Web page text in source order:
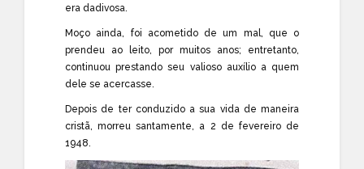
era dadivosa.
Moço ainda, foi acometido de um mal, que o
prendeu ao leito, por muitos anos; entretanto,
continuou prestando seu valioso auxílio a quem
dele se acercasse.
Depois de ter conduzido a sua vida de maneira
cristã, morreu santamente, a 2 de fevereiro de
1948.